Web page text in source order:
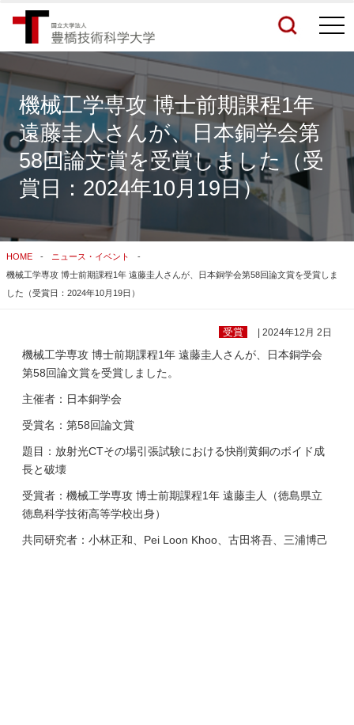
検索結果をもっと見る
関連サイトすべてを検索する
機械工学専攻 博士前期課程1年
遠藤圭人さんが、日本銅学会第
58回論文賞を受賞しました（受
賞日：2024年10月19日）
HOME
ニュース・イベント
機械工学専攻 博士前期課程1年 遠藤圭人さんが、日本銅学会第58回論文賞を受賞しま
した（受賞日：2024年10月19日）
受賞 | 2024年12月 2日
機械工学専攻 博士前期課程1年 遠藤圭人さんが、日本銅学会
第58回論文賞を受賞しました。
主催者：日本銅学会
受賞名：第58回論文賞
題目：放射光CTその場引張試験における快削黄銅のボイド成
長と破壊
受賞者：機械工学専攻 博士前期課程1年 遠藤圭人（徳島県立
徳島科学技術高等学校出身）
共同研究者：小林正和、Pei Loon Khoo、古田将吾、三浦博己